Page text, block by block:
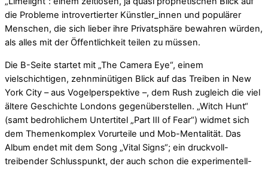
die Probleme introvertierter Künstler_innen und populärer
Menschen, die sich lieber ihre Privatsphäre bewahren würden,
als alles mit der Öffentlichkeit teilen zu müssen.
Die B-Seite startet mit „The Camera Eye“, einem
vielschichtigen, zehnminütigen Blick auf das Treiben in New
York City – aus Vogelperspektive –, dem Rush zugleich die viel
ältere Geschichte Londons gegenüberstellen. „Witch Hunt“
(samt bedrohlichem Untertitel „Part III of Fear“) widmet sich
dem Themenkomplex Vorurteile und Mob-Mentalität. Das
Album endet mit dem Song „Vital Signs“; ein druckvoll-
treibender Schlusspunkt, der auch schon die experimentell-